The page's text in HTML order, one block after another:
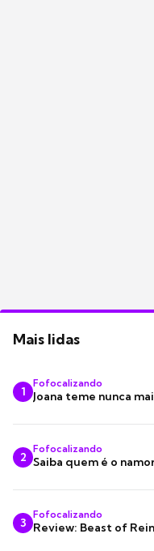
Mais lidas
1
Fofocalizando
Joana teme nunca
2
Fofocalizando
Saiba quem é o
3
Fofocalizando
Review: Beast of